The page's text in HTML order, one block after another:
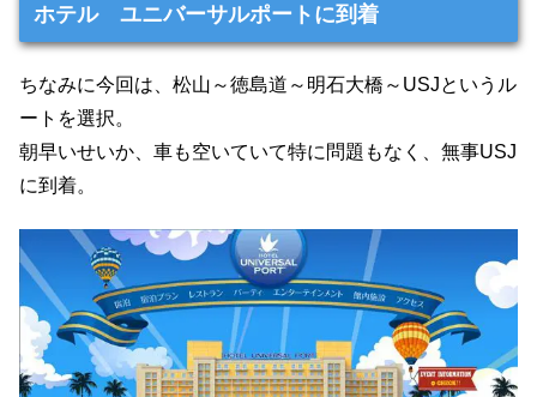
ホテル ユニバーサルポートに到着
ちなみに今回は、松山～徳島道～明石大橋～USJというル
ートを選択。
朝早いせいか、車も空いていて特に問題もなく、無事USJ
に到着。